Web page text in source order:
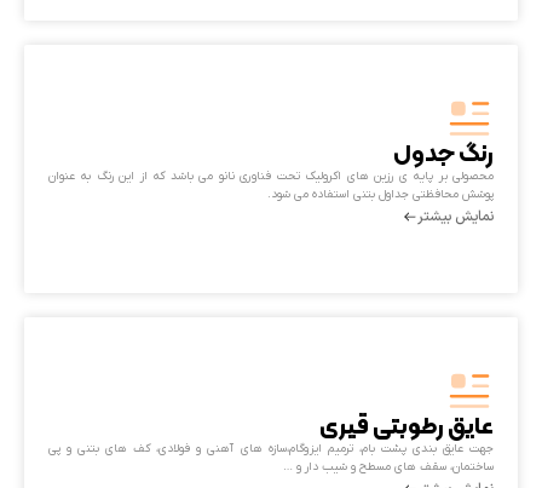
رنگ جدول
محصولی بر پایه ی رزین های اکرولیک تحت فناوری نانو می باشد که از این رنگ به عنوان
پوشش محافظتی جداول بتنی استفاده می شود.
نمایش بیشتر
عایق رطوبتی قیری
جهت عایق بندی پشت بام، ترمیم ایزوگام،سازه های آهنی و فولادی، کف های بتنی و پی
ساختمان، سقف های مسطح و شیب دار و …